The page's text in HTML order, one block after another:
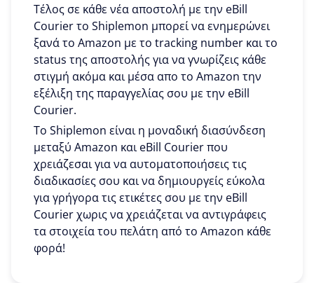
Τέλος σε κάθε νέα αποστολή με την eBill
Courier το Shiplemon μπορεί να ενημερώνει
ξανά το Amazon με το tracking number και το
status της αποστολής για να γνωρίζεις κάθε
στιγμή ακόμα και μέσα απο το Amazon την
εξέλιξη της παραγγελίας σου με την eBill
Courier.
To Shiplemon είναι η μοναδική διασύνδεση
μεταξύ Amazon και eBill Courier που
χρειάζεσαι για να αυτοματοποιήσεις τις
διαδικασίες σου και να δημιουργείς εύκολα
για γρήγορα τις ετικέτες σου με την eBill
Courier χωρις να χρειάζεται να αντιγράφεις
τα στοιχεία του πελάτη από το Amazon κάθε
φορά!